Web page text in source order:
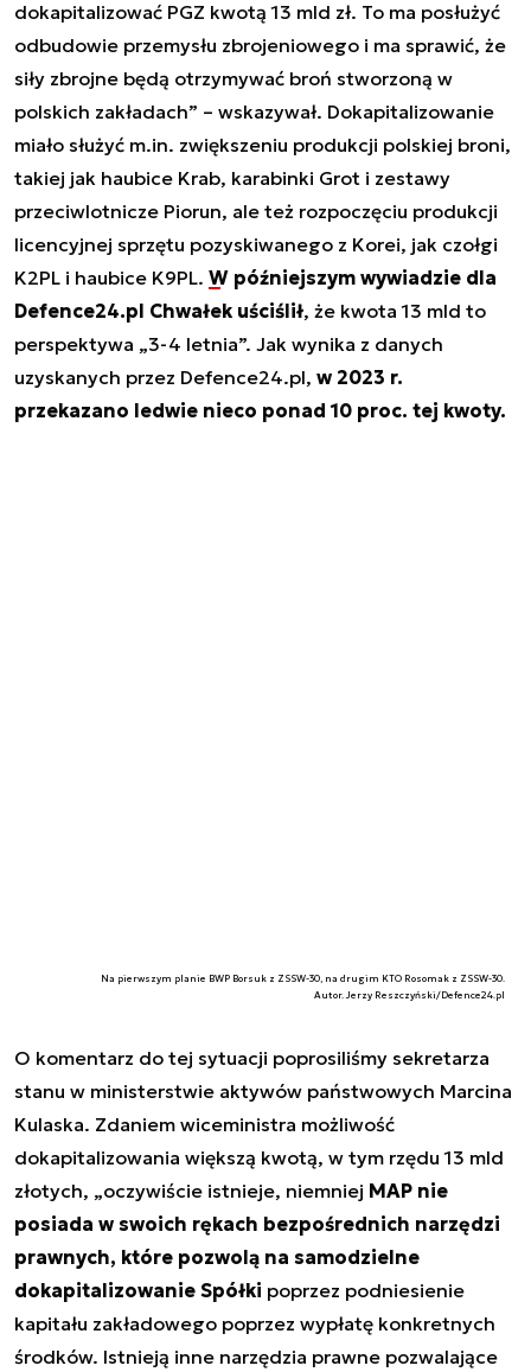
dokapitalizować PGZ kwotą 13 mld zł. To ma posłużyć
odbudowie przemysłu zbrojeniowego i ma sprawić, że
siły zbrojne będą otrzymywać broń stworzoną w
polskich zakładach” – wskazywał. Dokapitalizowanie
miało służyć m.in. zwiększeniu produkcji polskiej broni,
takiej jak haubice Krab, karabinki Grot i zestawy
przeciwlotnicze Piorun, ale też rozpoczęciu produkcji
licencyjnej sprzętu pozyskiwanego z Korei, jak czołgi
K2PL i haubice K9PL. W późniejszym wywiadzie dla
Defence24.pl Chwałek uściślił, że kwota 13 mld to
perspektywa „3-4 letnia”. Jak wynika z danych
uzyskanych przez Defence24.pl, w 2023 r.
przekazano ledwie nieco ponad 10 proc. tej kwoty.
Na pierwszym planie BWP Borsuk z ZSSW-30, na drugim KTO Rosomak z ZSSW-30.
Autor. Jerzy Reszczyński/Defence24.pl
O komentarz do tej sytuacji poprosiliśmy sekretarza
stanu w ministerstwie aktywów państwowych Marcina
Kulaska. Zdaniem wiceministra możliwość
dokapitalizowania większą kwotą, w tym rzędu 13 mld
złotych, „oczywiście istnieje, niemniej MAP nie
posiada w swoich rękach bezpośrednich narzędzi
prawnych, które pozwolą na samodzielne
dokapitalizowanie Spółki poprzez podniesienie
kapitału zakładowego poprzez wypłatę konkretnych
środków. Istnieją inne narzędzia prawne pozwalające